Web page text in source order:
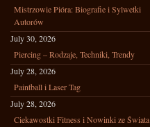
Mistrzowie Pióra: Biografie i Sylwetki
Autorów
July 30, 2026
Piercing – Rodzaje, Techniki, Trendy
July 28, 2026
Paintball i Laser Tag
July 28, 2026
Ciekawostki Fitness i Nowinki ze Świata